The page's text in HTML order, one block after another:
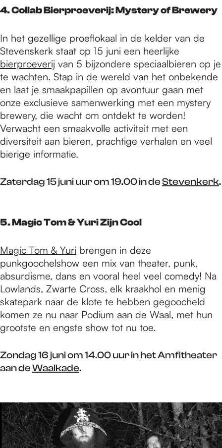
4. Collab Bierproeverij: Mystery of Brewery
In het gezellige proeflokaal in de kelder van de
Stevenskerk staat op 15 juni een heerlijke
bierproeverij van 5 bijzondere speciaalbieren op je
te wachten. Stap in de wereld van het onbekende
en laat je smaakpapillen op avontuur gaan met
onze exclusieve samenwerking met een mystery
brewery, die wacht om ontdekt te worden!
Verwacht een smaakvolle activiteit met een
diversiteit aan bieren, prachtige verhalen en veel
bierige informatie.
Zaterdag 15 juni uur om 19.00 in deStevenkerk.
5. Magic Tom & Yuri Zijn Cool
Magic Tom & Yuri brengen in deze
punkgoochelshow een mix van theater, punk,
absurdisme, dans en vooral heel veel comedy! Na
Lowlands, Zwarte Cross, elk kraakhol en menig
skatepark naar de klote te hebben gegoocheld
komen ze nu naar Podium aan de Waal, met hun
grootste en engste show tot nu toe.
Zondag 16 juni om 14.00 uur in het Amfitheater
aan deWaalkade.